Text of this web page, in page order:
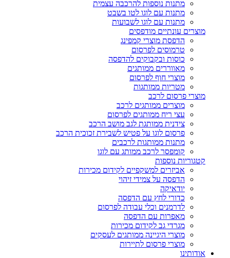
מתנות נוספות להרכבה עצמית
מתנות עם לוגו לטו בשבט
מתנות עם לוגו לשבועות
מוצרים עונתיים מודפסים
הדפסת מוצרי קמפינג
טרמוסים לפרסום
כוסות ובקבוקים להדפסה
מאווררים ממותגים
מוצרי חוף לפרסום
מטריות ממותגות
מוצרי פרסום לרכב
מוצרים ממותגים לרכב
עצי ריח ממותגים לפרסום
צידנית ממותגת לגב מושב הרכב
פרסום לוגו על פטיש לשבירת זכוכית הרכב
מתנות ממותגות לרכבים
קומפסר לרכב ממותג עם לוגו
קטגוריות נוספות
אביזרים למשקפיים לקידום מכירות
הדפסה על צמידי זיהוי
יודאיקה
כדורי לחץ עם הדפסה
לדרמנים וכלי עבודה לפרסום
מאפרות עם הדפסה
מגרדי גב לקידום מכירות
מוצרי היגיינה ממותגים לעסקים
מוצרי פרסום לתיירות
אודותינו